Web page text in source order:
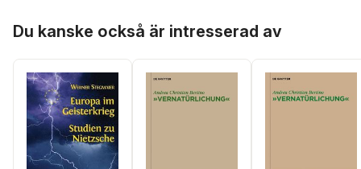
Ende Des Ersten
Du kanske också är intresserad av